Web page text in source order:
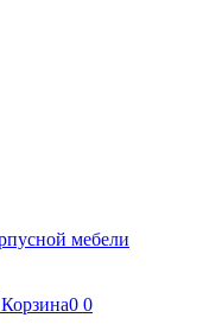
Корзина0 0